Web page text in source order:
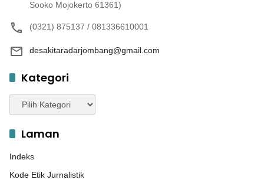
Sooko Mojokerto 61361)
(0321) 875137 / 081336610001
desakitaradarjombang@gmail.com
Kategori
Kategori
Laman
Indeks
Kode Etik Jurnalistik